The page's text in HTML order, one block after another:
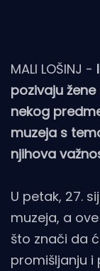
MALI LOŠINJ -
pozivaju
nekog
muzeja s
njihova
U petak, 27.
muzeja, a
što znači da
promišljanju i